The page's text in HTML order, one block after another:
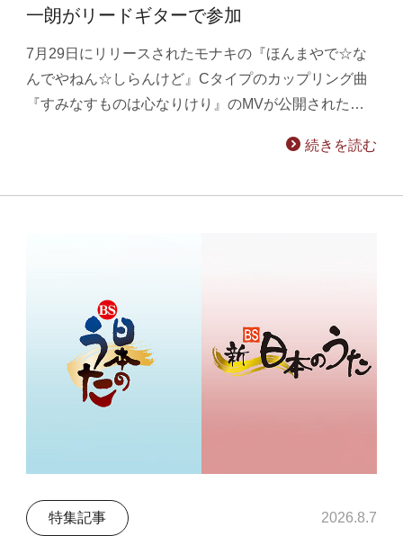
一朗がリードギターで参加
7月29日にリリースされたモナキの『ほんまやで☆な
んでやねん☆しらんけど』Cタイプのカップリング曲
『すみなすものは心なりけり』のMVが公開された…
続きを読む
特集記事 2026.8.7